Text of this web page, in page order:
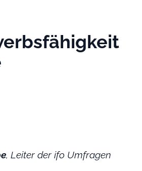
, Leiter der ifo Umfragen